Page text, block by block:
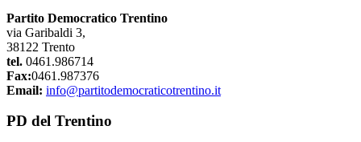
Partito Democratico Trentino
via Garibaldi 3,
38122 Trento
tel. 0461.986714
Fax:0461.987376
Email: info@partitodemocraticotrentino.it
PD del Trentino